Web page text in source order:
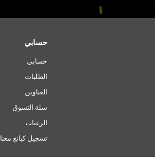
حسابي
حسابي
الطلبات
العناوين
سلة التسوق
الرغبات
تسجيل كبائع معنا